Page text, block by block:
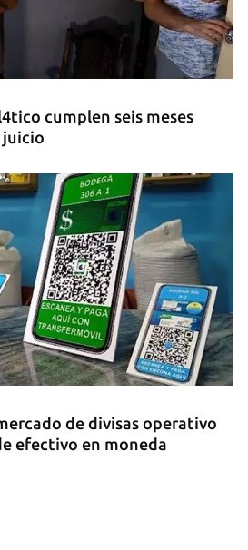
cumplen seis meses
juicio
de divisas operativo
efectivo en moneda